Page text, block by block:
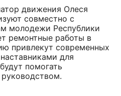
движения Олеся
совместно с
молодежи Республики
ремонтные работы в
привлекут современных
для
помогать